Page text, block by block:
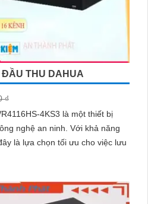
ĐẦU THU DAHUA
₫
4KS3 là một thiết bị
ninh. Với khả năng
là lựa chọn tối ưu cho việc lưu